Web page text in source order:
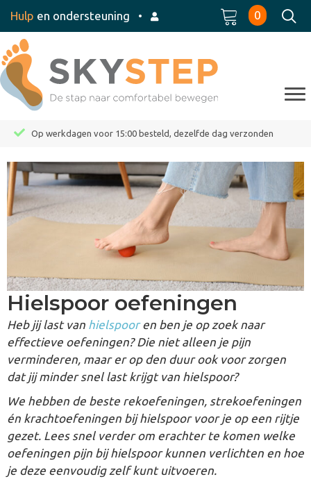
Hulp en ondersteuning • 0
Op werkdagen voor 15:00 besteld, dezelfde dag verzonden
Hielspoor oefeningen
Heb jij last van hielspooren ben je op zoek naar
effectieve oefeningen? Die niet alleen je pijn
verminderen, maar er op den duur ook voor zorgen
dat jij minder snel last krijgt van hielspoor?
We hebben de beste rekoefeningen, strekoefeningen
én krachtoefeningen bij hielspoor voor je op een rijtje
gezet. Lees snel verder om erachter te komen welke
oefeningen pijn bij hielspoor kunnen verlichten en hoe
je deze eenvoudig zelf kunt uitvoeren.